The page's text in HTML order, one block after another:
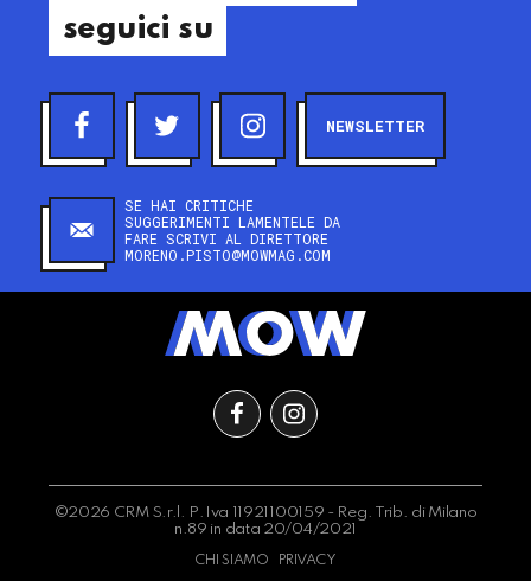
seguici su
NEWSLETTER
SE HAI CRITICHE
SUGGERIMENTI LAMENTELE DA
FARE SCRIVI AL DIRETTORE
MORENO.PISTO@MOWMAG.COM
©2026 CRM S.r.l. P.Iva 11921100159 - Reg. Trib. di Milano
n.89 in data 20/04/2021
CHI SIAMO PRIVACY